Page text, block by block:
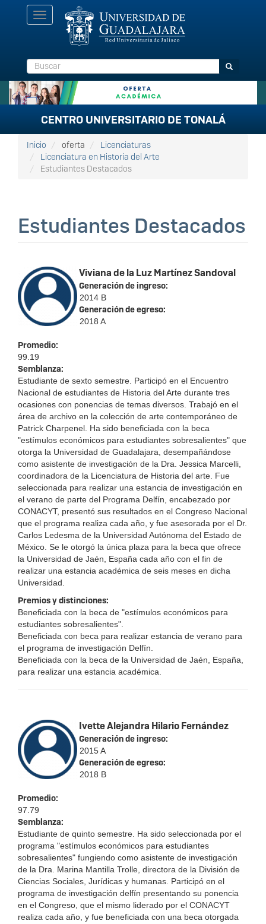
Toggle
navigation
Buscar Buscar
CENTRO UNIVERSITARIO DE TONALÁ
Inicio oferta
Licenciaturas
Licenciatura en Historia del Arte
Estudiantes Destacados
Estudiantes Destacados
Viviana de la Luz Martínez Sandoval
Generación de ingreso:
2014 B
Generación de egreso:
2018 A
Promedio:
99.19
Semblanza:
Estudiante de sexto semestre. Participó en el Encuentro
Nacional de estudiantes de Historia del Arte durante tres
ocasiones con ponencias de temas diversos. Trabajó en el
área de archivo en la colección de arte contemporáneo de
Patrick Charpenel. Ha sido beneficiada con la beca
"estímulos económicos para estudiantes sobresalientes" que
otorga la Universidad de Guadalajara, desempañándose
como asistente de investigación de la Dra. Jessica Marcelli,
coordinadora de la Licenciatura de Historia del arte. Fue
seleccionada para realizar una estancia de investigación en
el verano de parte del Programa Delfín, encabezado por
CONACYT, presentó sus resultados en el Congreso Nacional
que el programa realiza cada año, y fue asesorada por el Dr.
Carlos Ledesma de la Universidad Autónoma del Estado de
México. Se le otorgó la única plaza para la beca que ofrece
la Universidad de Jaén, España cada año con el fin de
realizar una estancia académica de seis meses en dicha
Universidad.
Premios y distinciones:
Beneficiada con la beca de "estímulos económicos para
estudiantes sobresalientes".
Beneficiada con beca para realizar estancia de verano para
el programa de investigación Delfín.
Beneficiada con la beca de la Universidad de Jaén, España,
para realizar una estancia académica.
Ivette Alejandra Hilario Fernández
Generación de ingreso:
2015 A
Generación de egreso:
2018 B
Promedio:
97.79
Semblanza:
Estudiante de quinto semestre. Ha sido seleccionada por el
programa "estímulos económicos para estudiantes
sobresalientes" fungiendo como asistente de investigación
de la Dra. Marina Mantilla Trolle, directora de la División de
Ciencias Sociales, Jurídicas y humanas. Participó en el
programa de investigación delfín presentando su ponencia
en el Congreso, que el mismo liderado por el CONACYT
realiza cada año, y fue beneficiada con una beca otorgada